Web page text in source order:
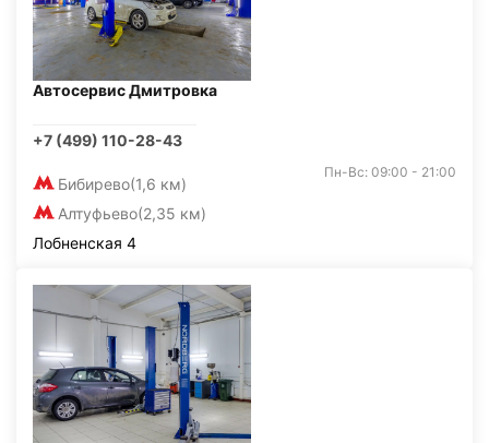
Автосервис Дмитровка
+7 (499) 110-28-43
Бибирево(1,6 км)
Алтуфьево(2,35 км)
Пн-Вс: 09:00 - 21:00
Лобненская 4